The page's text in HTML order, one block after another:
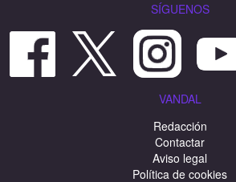
SÍGUENOS
VANDAL
Redacción
Contactar
Aviso legal
Política de cookies